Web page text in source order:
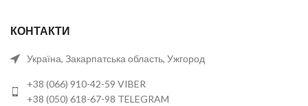
КОНТАКТИ
Україна, Закарпатська область, Ужгород
+38 (066) 910-42-59 VIBER
+38 (050) 618-67-98 TELEGRAM